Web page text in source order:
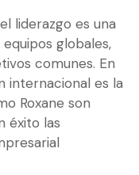
liderazgo es una
globales,
comunes. En
internacional es la
Roxane son
éxito las